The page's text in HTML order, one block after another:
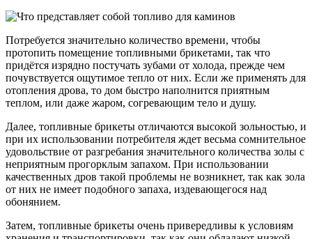
Потребуется значительно количество времени, чтобы
протопить помещение топливными брикетами, так что
придётся изрядно постучать зубами от холода, прежде чем
почувствуется ощутимое тепло от них. Если же применять для
отопления дрова, то дом быстро наполнится приятным
теплом, или даже жаром, согревающим тело и душу.
Далее, топливные брикеты отличаются высокой зольностью, и
при их использовании потребителя ждет весьма сомнительное
удовольствие от разгребания значительного количества золы с
неприятным прогорклым запахом. При использовании
качественных дров такой проблемы не возникнет, так как зола
от них не имеет подобного запаха, издевающегося над
обонянием.
Затем, топливные брикеты очень привередливы к условиям